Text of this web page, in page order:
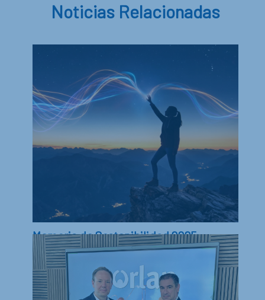
Noticias Relacionadas
Memoria de Sostenibilidad 2025
En este informe encontrarás información sobre
los principales avances y actuaciones
desarrollados durante 2025 en...